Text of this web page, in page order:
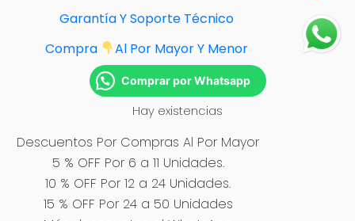
Garantía Y Soporte Técnico
Compra
Al Por Mayor Y Menor
Comprar por Whatsapp
Hay existencias
Descuentos Por Compras Al Por Mayor
5 % OFF Por 6 a 11 Unidades.
10 % OFF Por 12 a 24 Unidades.
15 % OFF Por 24 a 50 Unidades